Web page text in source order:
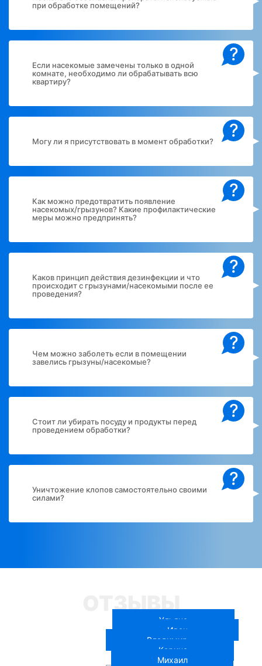
при обработке помещений?
?
Если насекомые замечены только в одной
комнате, необходимо ли обрабатывать всю
квартиру?
?
Могу ли я присутствовать в момент обработки?
?
Как можно предотвратить появление
насекомых/грызунов? Какие профилактические
меры можно предпринять?
?
Каков принцип действия дезинфекции и что
происходит с грызунами/насекомыми после ее
проведения?
?
Чем можно заболеть если в помещении
завелись грызуны/насекомые?
?
Стоит ли убирать посуду и продукты перед
проведением обработки?
?
Уничтожение клопов самостоятельно своими
силами?
ОТЗЫВЫ
Ульяна
Иван
Владимир
Карина
Михаил